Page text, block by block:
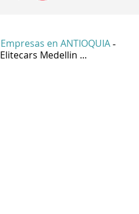
Empresas en ANTIOQUIA -
Elitecars Medellin ...